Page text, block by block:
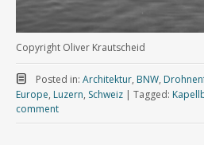
Copyright Oliver Krautscheid
Posted in: Architektur, BNW,
Europe, Luzern, Schweiz | Tagged:
comment